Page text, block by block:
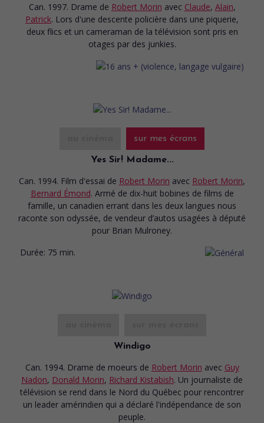
Can. 1997. Drame de Robert Morin avec Claude, Alain,
Patrick. Lors d'une descente policière dans une piquerie,
deux flics et un cameraman de la télévision sont pris en
otages par des junkies.
sur mes écrans
Yes Sir! Madame...
Can. 1994. Film d'essai de Robert Morin avec Robert Morin,
Bernard Émond. Armé de dix-huit bobines de films de
famille, un canadien errant dans les deux langues nous
raconte son odyssée, de vendeur d’autos usagées à député
pour Brian Mulroney.
Durée: 75 min.
Windigo
Can. 1994. Drame de moeurs de Robert Morin avec Guy
Nadon, Donald Morin, Richard Kistabish. Un journaliste de
télévision se rend dans le Nord du Québec pour rencontrer
un leader amérindien qui a déclaré l'indépendance de son
peuple.